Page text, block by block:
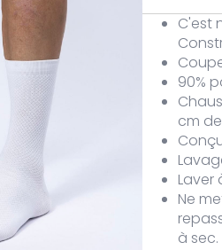
C'est
90%
cm
Laver
Ne
à sec.
36 - 42 19,95
43 - 48